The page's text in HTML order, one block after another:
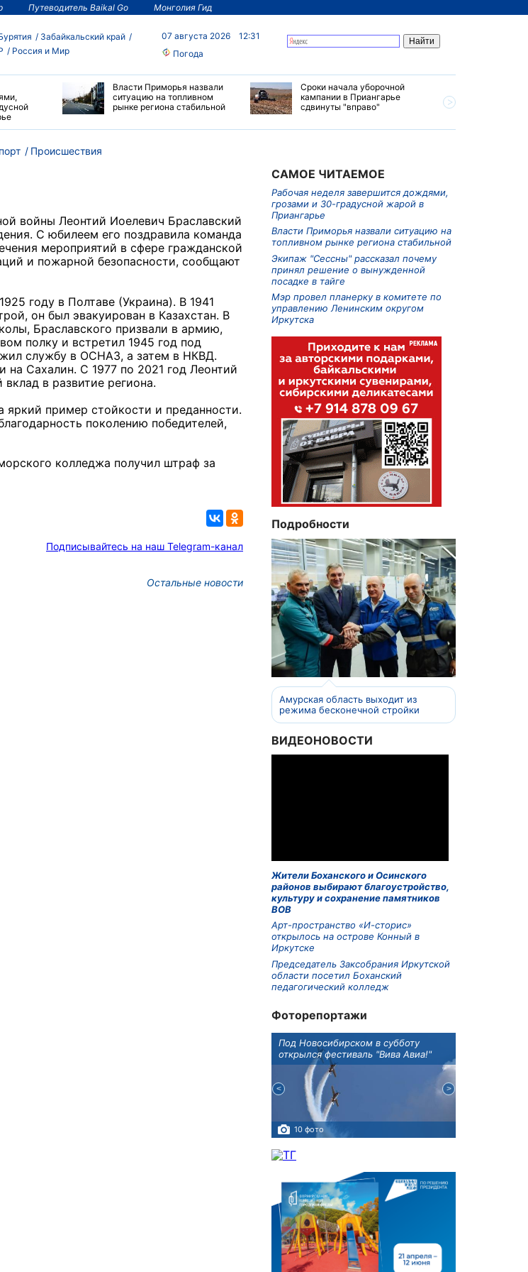
Путеводитель Baikal Go Монголия Гид
Забайкальский край
Россия и Мир
07 августа 2026
12:31
Погода
Власти Приморья назвали
ситуацию на топливном
рынке региона стабильной
Сроки начала уборочной
кампании в Приангарье
сдвинуты "вправо"
Происшествия
войны Леонтий Иоелевич Браславский
С юбилеем его поздравила команда
мероприятий в сфере гражданской
и пожарной безопасности, сообщают
году в Полтаве (Украина). В 1941
он был эвакуирован в Казахстан. В
Браславского призвали в армию,
полку и встретил 1945 год под
службу в ОСНАЗ, а затем в НКВД.
на Сахалин. С 1977 по 2021 год Леонтий
в развитие региона.
яркий пример стойкости и преданности.
поколению победителей,
колледжа получил штраф за
Подписывайтесь на наш Telegram-канал
Остальные новости
САМОЕ ЧИТАЕМОЕ
Рабочая неделя завершится дождями,
грозами и 30-градусной жарой в
Приангарье
Власти Приморья назвали ситуацию на
топливном рынке региона стабильной
Экипаж "Сессны" рассказал почему
принял решение о вынужденной
посадке в тайге
Мэр провел планерку в комитете по
управлению Ленинским округом
Иркутска
Подробности
Амурская область выходит из
режима бесконечной стройки
ВИДЕОНОВОСТИ
Жители Боханского и Осинского
районов выбирают благоустройство,
культуру и сохранение памятников
ВОВ
Арт-пространство «И-сторис»
открылось на острове Конный в
Иркутске
Председатель Заксобрания Иркутской
области посетил Боханский
педагогический колледж
Фоторепортажи
Под Новосибирском в субботу
открылся фестиваль "Вива Авиа!"
10 фото